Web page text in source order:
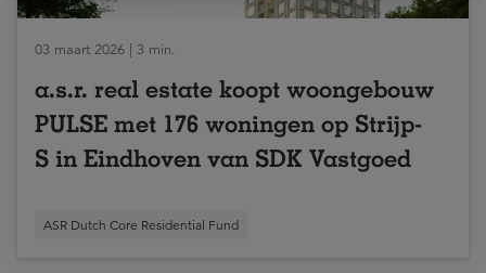
03 maart 2026 | 3 min.
a.s.r. real estate koopt woongebouw
PULSE met 176 woningen op Strijp-
S in Eindhoven van SDK Vastgoed
ASR Dutch Core Residential Fund